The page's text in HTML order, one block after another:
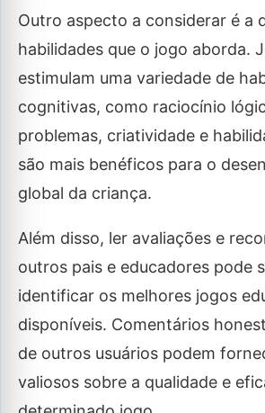
Outro aspecto a considerar é a
habilidades que o jogo aborda.
estimulam uma variedade de
cognitivas, como raciocínio
problemas, criatividade e
são mais benéficos para o
global da criança.
Além disso, ler avaliações e
outros pais e educadores pode
identificar os melhores jogos
disponíveis. Comentários
de outros usuários podem
valiosos sobre a qualidade e